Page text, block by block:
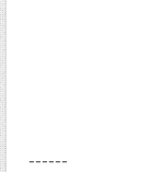
------